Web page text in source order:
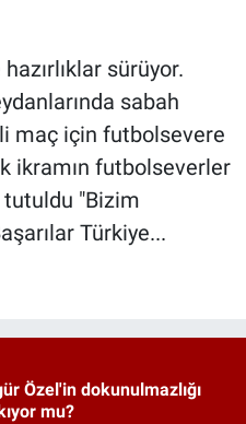
sürüyor.
sabah
maç için futbolsevere
ikramın futbolseverler
tutuldu "Bizim
Türkiye...
Özel'in dokunulmazlığı
mu?